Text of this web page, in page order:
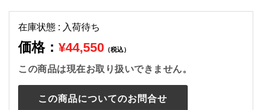
在庫状態 : 入荷待ち
価格： ¥44,550 （税込）
この商品は現在お取り扱いできません。
この商品についてのお問合せ